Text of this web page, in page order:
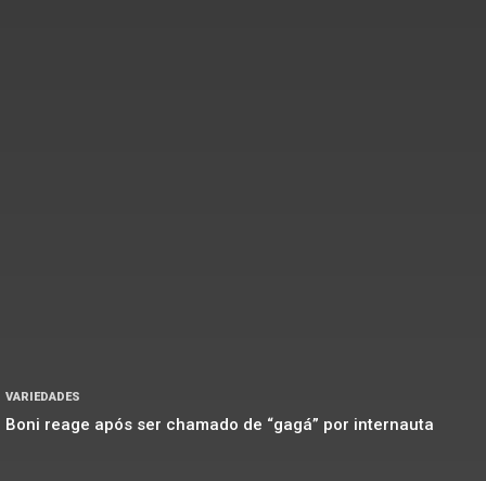
VARIEDADES
Boni reage após ser chamado de “gagá” por internauta